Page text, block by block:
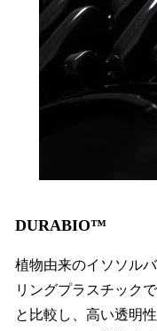
DURABIO™
植物由来のイソソル
リングプラスチック
と比較し、高い透明